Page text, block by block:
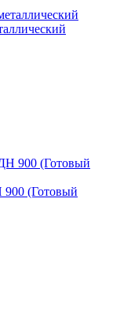
(Готовый